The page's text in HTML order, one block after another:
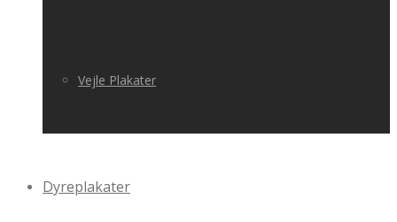
Vejle Plakater
Dyreplakater